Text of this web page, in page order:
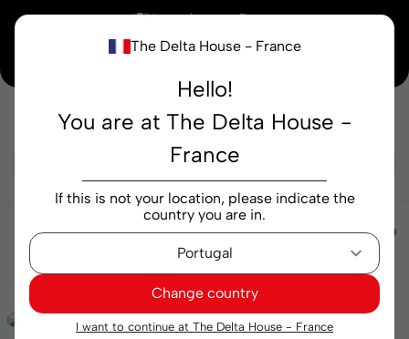
The Delta House - France
Hello!
You are at The Delta House -
France
If this is not your location, please indicate the
country you are in.
Change country
I want to continue at The Delta House - France
× Vous achetez en France
Notre nouvelle maison peaufine encore ses derniers détails. Merci de votre
Autres produits Tasses et mugs
Verres Delta Q
Expresso Timeless pour RISE 4 pcs